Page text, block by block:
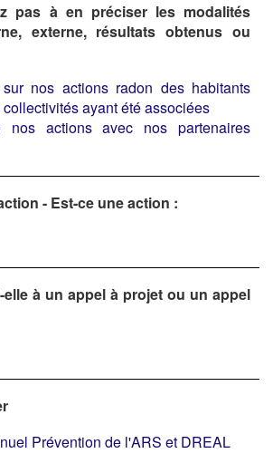
pas à en préciser les modalités
externe, résultats obtenus ou
nos actions radon des habitants
ayant été associées
nos actions avec nos partenaires
- Est-ce une action :
à un appel à projet ou un appel
Prévention de l'ARS et DREAL